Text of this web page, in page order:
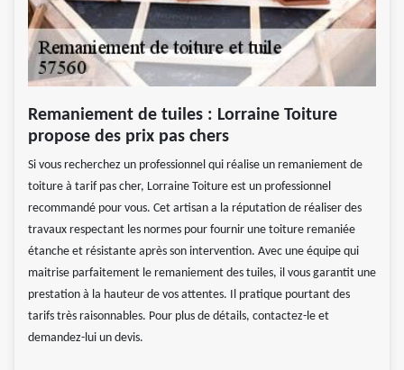
Remaniement de tuiles : Lorraine Toiture
propose des prix pas chers
Si vous recherchez un professionnel qui réalise un remaniement de
toiture à tarif pas cher, Lorraine Toiture est un professionnel
recommandé pour vous. Cet artisan a la réputation de réaliser des
travaux respectant les normes pour fournir une toiture remaniée
étanche et résistante après son intervention. Avec une équipe qui
maitrise parfaitement le remaniement des tuiles, il vous garantit une
prestation à la hauteur de vos attentes. Il pratique pourtant des
tarifs très raisonnables. Pour plus de détails, contactez-le et
demandez-lui un devis.